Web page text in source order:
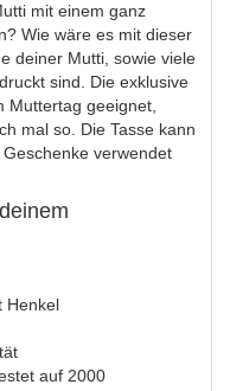
mit einem ganz
Wie wäre es mit dieser
deiner Mutti, sowie viele
sind. Die exklusive
Muttertag geeignet,
mal so. Die Tasse kann
verwendet
Henkel
auf 2000